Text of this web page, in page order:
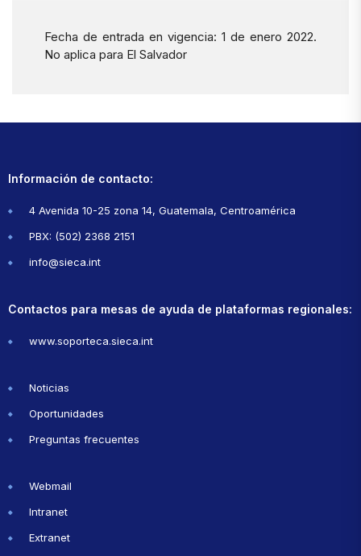
Fecha de entrada en vigencia: 1 de enero 2022.
No aplica para El Salvador
Información de contacto:
4 Avenida 10-25 zona 14, Guatemala, Centroamérica
PBX: (502) 2368 2151
info@sieca.int
Contactos para mesas de ayuda de plataformas regionales:
www.soporteca.sieca.int
Noticias
Oportunidades
Preguntas frecuentes
Webmail
Intranet
Extranet